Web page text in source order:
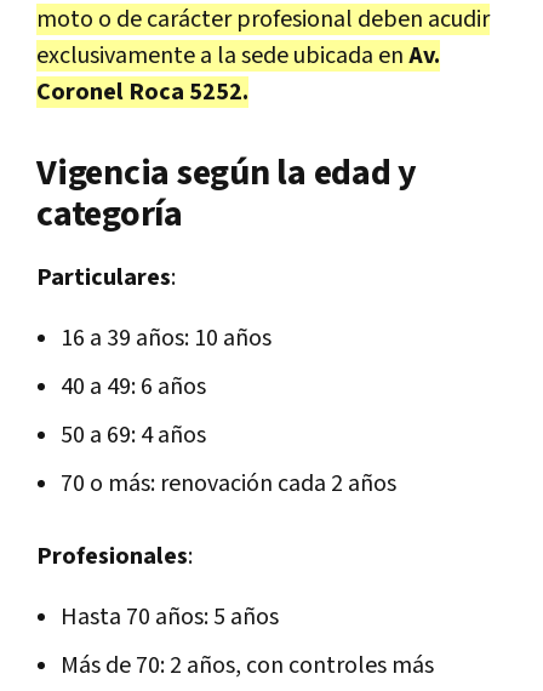
moto o de carácter profesional deben acudir
exclusivamente a la sede ubicada enAv.
Coronel Roca 5252.
Vigencia según la edad y
categoría
Particulares:
16 a 39 años: 10 años
40 a 49: 6 años
50 a 69: 4 años
70 o más: renovación cada 2 años
Profesionales:
Hasta 70 años: 5 años
Más de 70: 2 años, con controles más